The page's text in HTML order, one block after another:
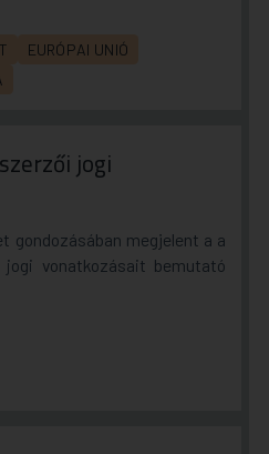
EURÓPAI UNIÓ
jogi
gondozásában megjelent a a
vonatkozásait bemutató